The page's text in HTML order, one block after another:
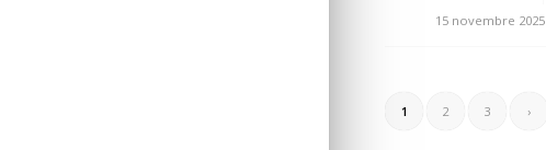
15 novembre 2025
1 2 3 ›